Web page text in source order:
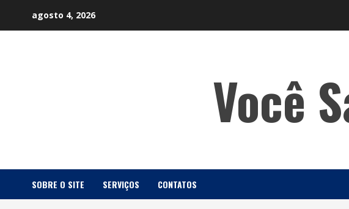
agosto 4, 2026
Você
SOBRE O SITE SERVIÇOS CONTATOS